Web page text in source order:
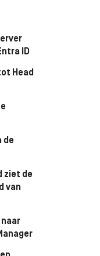
ID
Head
de
ziet de
van